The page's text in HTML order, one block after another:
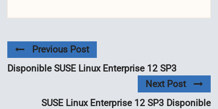
Previous Post
Disponible SUSE Linux Enterprise 12 SP3
Next Post
SUSE Linux Enterprise 12 SP3 Disponible